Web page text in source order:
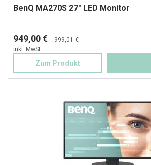
BenQ MA270S 27" LED Monitor
949,00 €
999,01 €
inkl. MwSt.
Zum Produkt